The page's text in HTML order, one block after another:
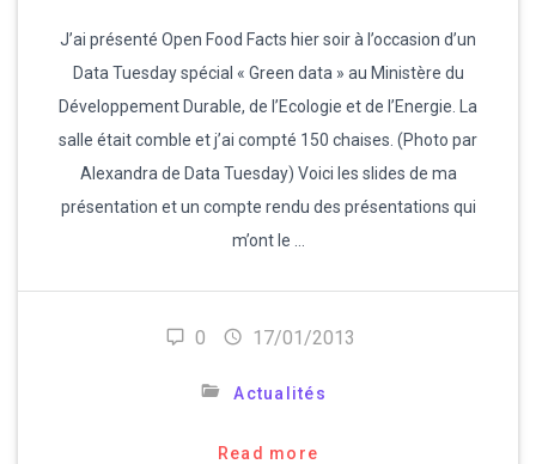
J’ai présenté Open Food Facts hier soir à l’occasion d’un
Data Tuesday spécial « Green data » au Ministère du
Développement Durable, de l’Ecologie et de l’Energie. La
salle était comble et j’ai compté 150 chaises. (Photo par
Alexandra de Data Tuesday) Voici les slides de ma
présentation et un compte rendu des présentations qui
m’ont le …
0 17/01/2013
Actualités
Read more